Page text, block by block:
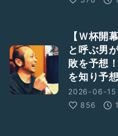
【Ｗ杯開
と呼ぶ男
敗を予想
を知り予
2026-06-15
856